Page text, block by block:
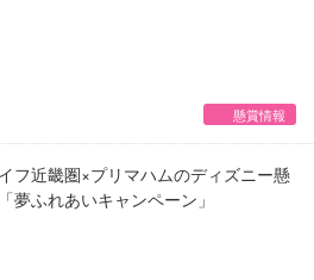
懸賞情報
フ近畿圏×プリマハムのディズニー懸
夢ふれあいキャンペーン」